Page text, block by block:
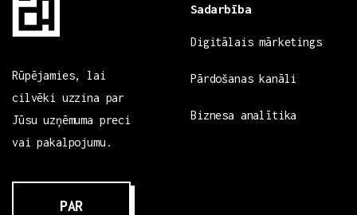
Rūpējamies, lai
cilvēki uzzina par
Jūsu uzņēmuma preci
vai pakalpojumu.
PAR
Sadarbība
Digitālais mārketings
Pārdošanas kanāli
Biznesa analītika